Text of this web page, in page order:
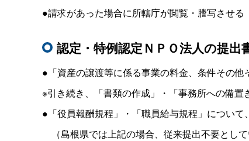
●請求があった場合に所轄庁が閲覧・謄写させる
認定・特例認定ＮＰＯ法人の提出
●「資産の譲渡等に係る事業の料金、条件その
※引き続き、「書類の作成」・「事務所への備置
●「役員報酬規程」・「職員給与規程」につい
（島根県では上記の場合、従来提出不要として